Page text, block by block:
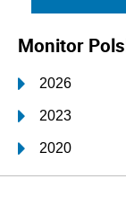
Monitor
2026
2023
2020
2017